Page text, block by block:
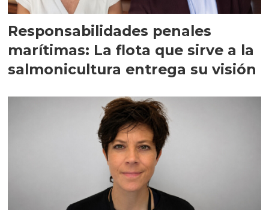
Responsabilidades penales
marítimas: La flota que sirve a la
salmonicultura entrega su visión